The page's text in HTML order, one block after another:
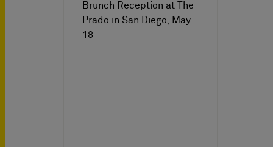
Brunch Reception at The
Prado in San Diego, May
18